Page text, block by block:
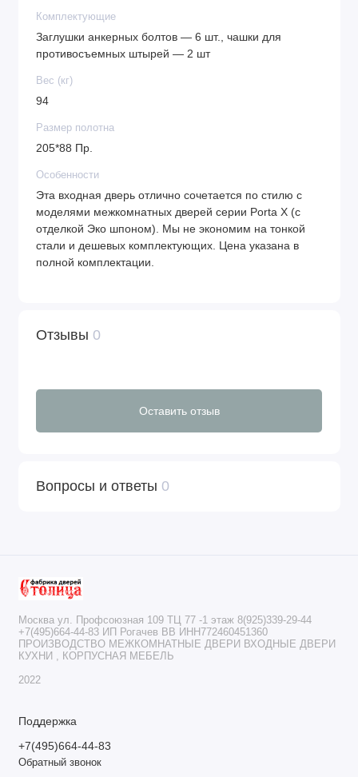
Комплектующие
Заглушки анкерных болтов — 6 шт., чашки для
противосъемных штырей — 2 шт
Вес (кг)
94
Размер полотна
205*88 Пр.
Особенности
Эта входная дверь отлично сочетается по стилю с
моделями межкомнатных дверей серии Porta X (с
отделкой Эко шпоном). Мы не экономим на тонкой
стали и дешевых комплектующих. Цена указана в
полной комплектации.
Отзывы 0
Оставить отзыв
Вопросы и ответы 0
Москва ул. Профсоюзная 109 ТЦ 77 -1 этаж 8(925)339-29-44
+7(495)664-44-83 ИП Рогачев ВВ ИНН772460451360
ПРОИЗВОДСТВО МЕЖКОМНАТНЫЕ ДВЕРИ ВХОДНЫЕ ДВЕРИ
КУХНИ , КОРПУСНАЯ МЕБЕЛЬ
2022
Поддержка
+7(495)664-44-83
Обратный звонок